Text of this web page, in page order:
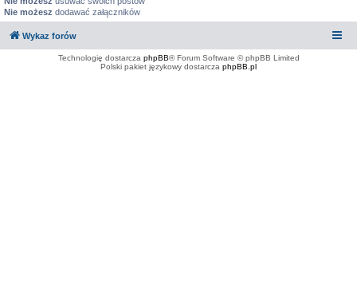
Nie możesz dodawać załączników
Wykaz forów
Technologię dostarcza phpBB® Forum Software © phpBB Limited
Polski pakiet językowy dostarcza phpBB.pl